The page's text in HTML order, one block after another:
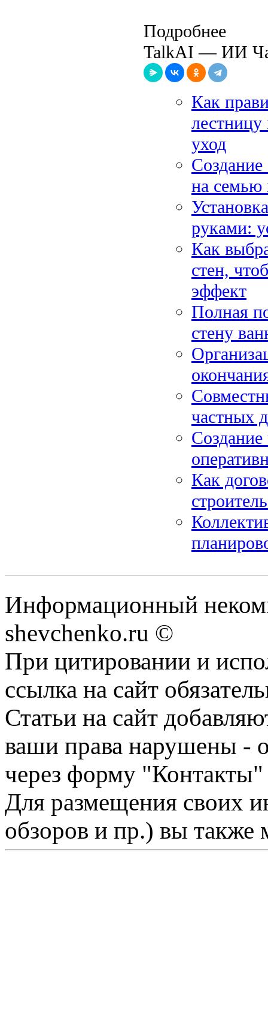
Подробнее
TalkAI — ИИ
Как
уход
на семью
руками:
Как
стен,
эффект
Полная
стену
частных
Как
Информационный
shevchenko.ru ©
При цитировании и
ссылка на сайт
Статьи на сайт
ваши права нарушены -
через форму "Контакты"
Для размещения своих
обзоров и пр.) вы также